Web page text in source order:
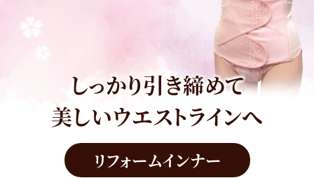
しっかり引き締めて
美しいウエストラインへ
リフォームインナー